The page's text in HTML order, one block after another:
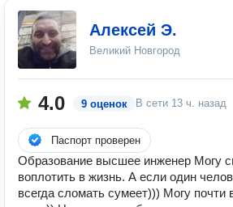
Алексей Э.
Великий Новгород
4.0 9 оценок В сети 13 ч. назад
Паспорт проверен
Образование высшее инженер Могу
воплотить в жизнь. А если один
всегда сломать сумеет))) Могу почти